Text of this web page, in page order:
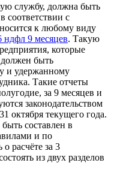
службу, должна быть
соответствии с
к любому виду
ндфл 9 месяцев. Такую
которые
быть
и удержанному
Такие отчеты
за 9 месяцев и
законодательством
октября текущего года.
составлен в
и по
расчёте за 3
из двух разделов